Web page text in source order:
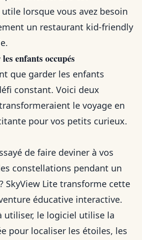
lorsque vous avez besoin
un restaurant kid-friendly
enfants occupés
que garder les enfants
constant. Voici deux
le voyage en
pour vos petits curieux.
de faire deviner à vos
constellations pendant un
SkyView Lite transforme cette
éducative interactive.
utiliser, le logiciel utilise la
pour localiser les étoiles, les